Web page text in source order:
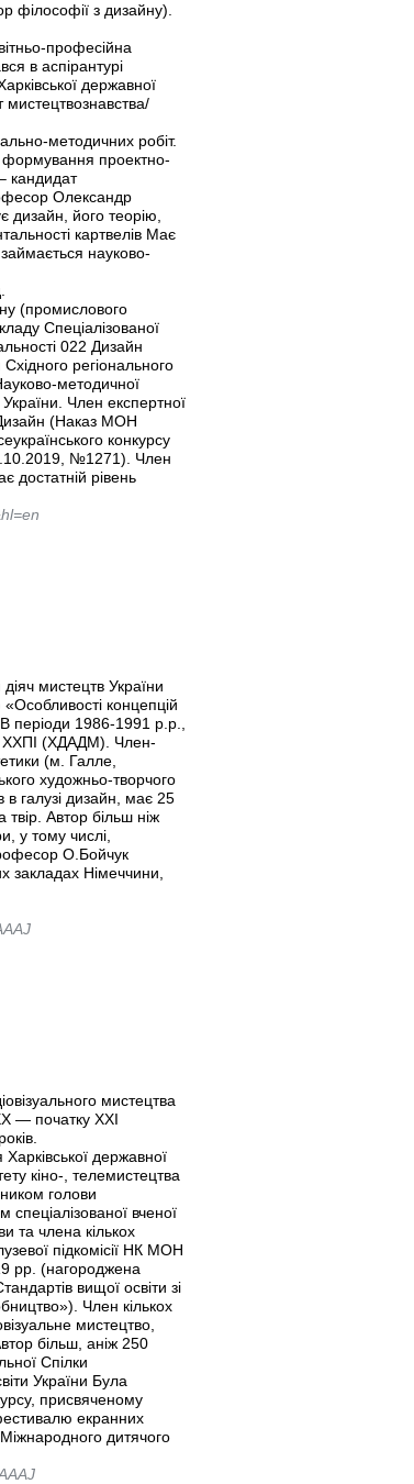
філософії з дизайну).
професійна
в аспірантурі
державної
мистецтвознавства/
методичних робіт.
формування проектно-
кандидат
Олександр
дизайн, його теорію,
картвелів Має
науково-
(промислового
Спеціалізованої
022 Дизайн
регіонального
методичної
України. Член експертної
Дизайн (Наказ МОН
конкурсу
№1271). Член
достатній рівень
мистецтв України
концепцій
періоди 1986-1991 р.р.,
ХХПІ (ХДАДМ). Член-
(м. Галле,
художньо-творчого
галузі дизайн, має 25
твір. Автор більш ніж
у тому числі,
О.Бойчук
закладах Німеччини,
мистецтва
— початку XXІ
державної
кіно-, телемистецтва
голови
вченої
та члена кількох
підкомісії НК МОН
рр. (нагороджена
вищої освіти зі
Член кількох
мистецтво,
більш, аніж 250
Спілки
України Була
присвяченому
екранних
дитячого